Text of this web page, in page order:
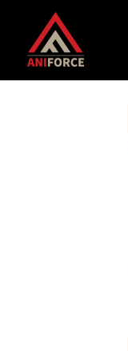
Admitted Student
합격생 명단
합격생 인터뷰
Aniforce Interview